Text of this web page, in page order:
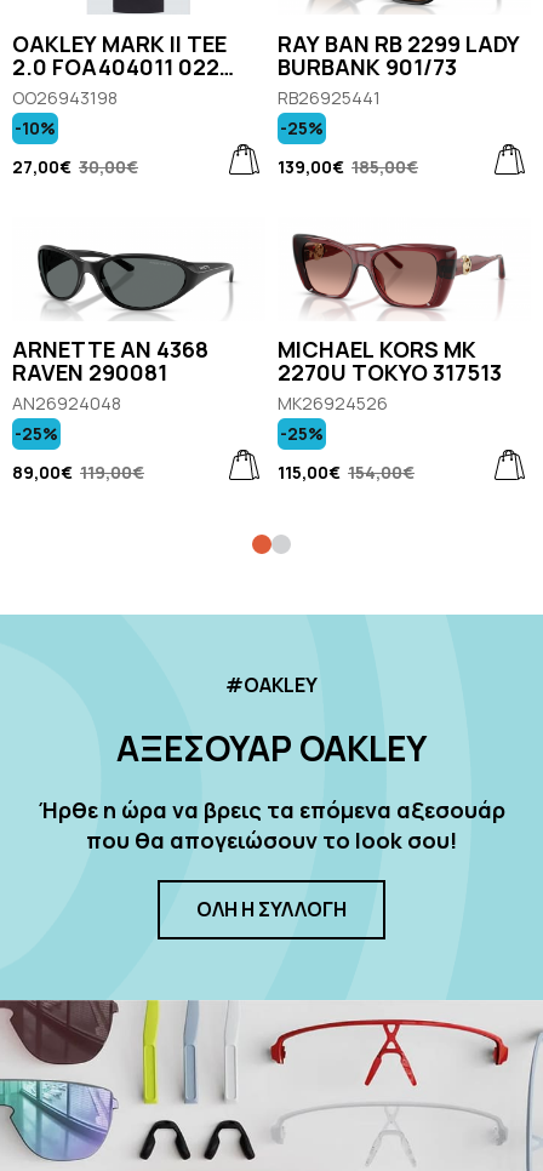
OAKLEY MARK II TEE
2.0 FOA404011 022
BLACK/WHITE
OO26943198
27,00€ 30,00€
-10%
RAY BAN RB 2299 LADY
BURBANK 901/73
RB26925441
139,00€ 185,00€
-25%
ARNETTE AN 4368
RAVEN 290081
AN26924048
89,00€ 119,00€
-25%
MICHAEL KORS MK
2270U TOKYO 317513
MK26924526
115,00€ 154,00€
-25%
#OAKLEY
ΑΞΕΣΟΥΑΡ OAKLEY
Ήρθε η ώρα να βρεις τα επόμενα αξεσουάρ
που θα απογειώσουν το look σου!
ΟΛΗ Η ΣΥΛΛΟΓΗ